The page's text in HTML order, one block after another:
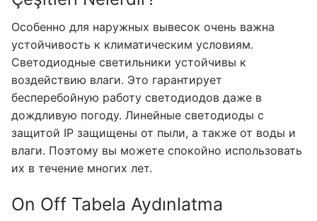
Особенно для наружных вывесок очень важна
устойчивость к климатическим условиям.
Светодиодные светильники устойчивы к
воздействию влаги. Это гарантирует
бесперебойную работу светодиодов даже в
дождливую погоду. Линейные светодиоды с
защитой IP защищены от пыли, а также от воды и
влаги. Поэтому вы можете спокойно использовать
их в течение многих лет.
On Off Tabela Aydınlatma